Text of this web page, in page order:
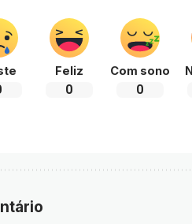
Feliz
0
Com sono
0